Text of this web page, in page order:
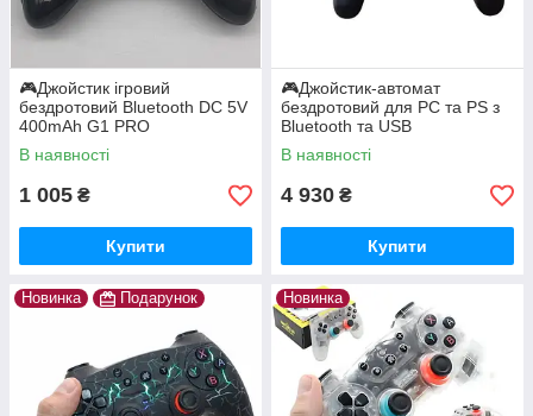
🎮Джойстик ігровий
бездротовий Bluetooth DC 5V
400mAh G1 PRO
В наявності
1 005 ₴
Купити
🎮Джойстик-автомат
бездротовий для PC та PS з
Bluetooth та USB
підключенням XGUN-X1
В наявності
4 930 ₴
Купити
Новинка Подарунок Новинка